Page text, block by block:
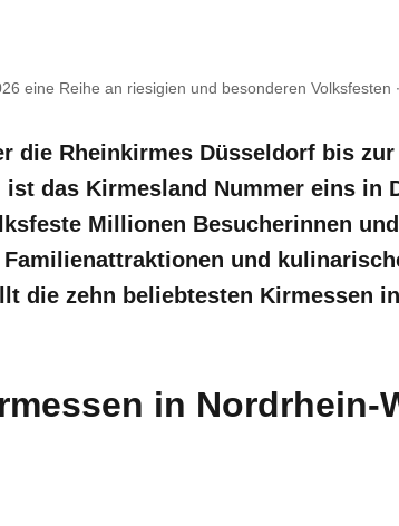
eine Reihe an riesigien und besonderen Volksfesten
die Rheinkirmes Düsseldorf bis
das Kirmesland Nummer eins in
Millionen Besucherinnen
und
die zehn beliebtesten Kirmessen
in Nordrhein-